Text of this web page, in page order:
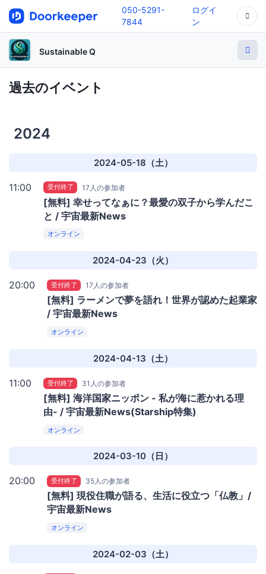
050-5291-
7844
ログイ
ン
Sustainable Q
過去のイベント
2024
2024-05-18（土）
11:00 受付終了 17人の参加者
[無料] 幸せってなぁに？最愛の双子から学んだこ
と / 宇宙最新News
オンライン
2024-04-23（火）
20:00 受付終了 17人の参加者
[無料] ラーメンで夢を語れ！世界が認めた起業家
/ 宇宙最新News
オンライン
2024-04-13（土）
11:00 受付終了 31人の参加者
[無料] 海洋国家ニッポン - 私が海に惹かれる理
由- / 宇宙最新News(Starship特集)
オンライン
2024-03-10（日）
20:00 受付終了 35人の参加者
[無料] 現役住職が語る、生活に役立つ「仏教」/
宇宙最新News
オンライン
2024-02-03（土）